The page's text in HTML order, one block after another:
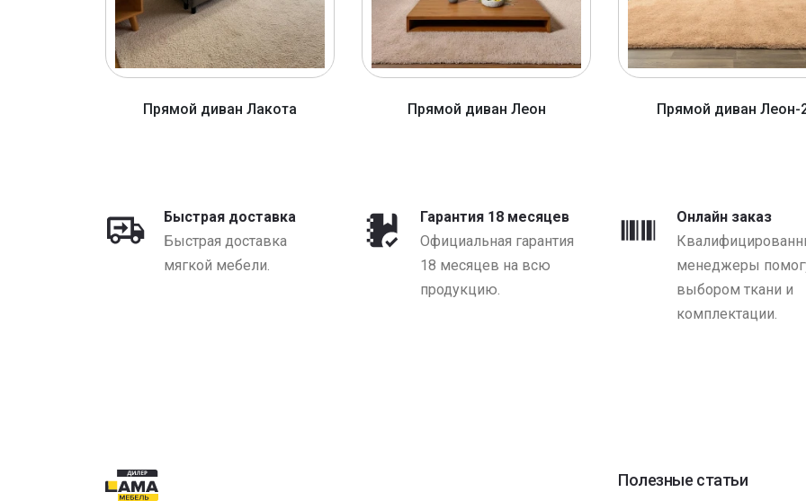
Прямой диван Лакота Прямой диван Леон Прямой диван Леон-
Быстрая доставка
Быстрая доставка
мягкой мебели.
Гарантия 18 месяцев
Официальная гарантия
18 месяцев на всю
продукцию.
Онлайн заказ
менеджеры
выбором ткани и
комплектации.
Полезные статьи